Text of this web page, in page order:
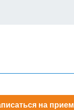
на прием